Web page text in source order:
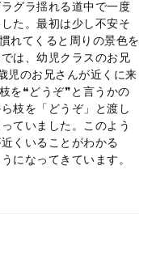
グラ揺れる道中で一度
た。最初は少し不安そ
れてくると周りの景色を
は、幼児クラスのお兄
児のお兄さんが近くに来
を❝どうぞ❞と言うかの
枝を「どうぞ」と渡し
ていました。このよう
くいることがわかる
になってきています。